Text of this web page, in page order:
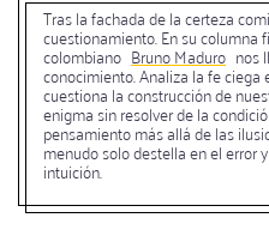
Tras la fachada de la certeza
cuestionamiento. En su columna
colombiano Bruno Maduro nos
conocimiento. Analiza la fe
cuestiona la construcción de
enigma sin resolver de la
pensamiento más allá de las
menudo solo destella en el error
intuición.